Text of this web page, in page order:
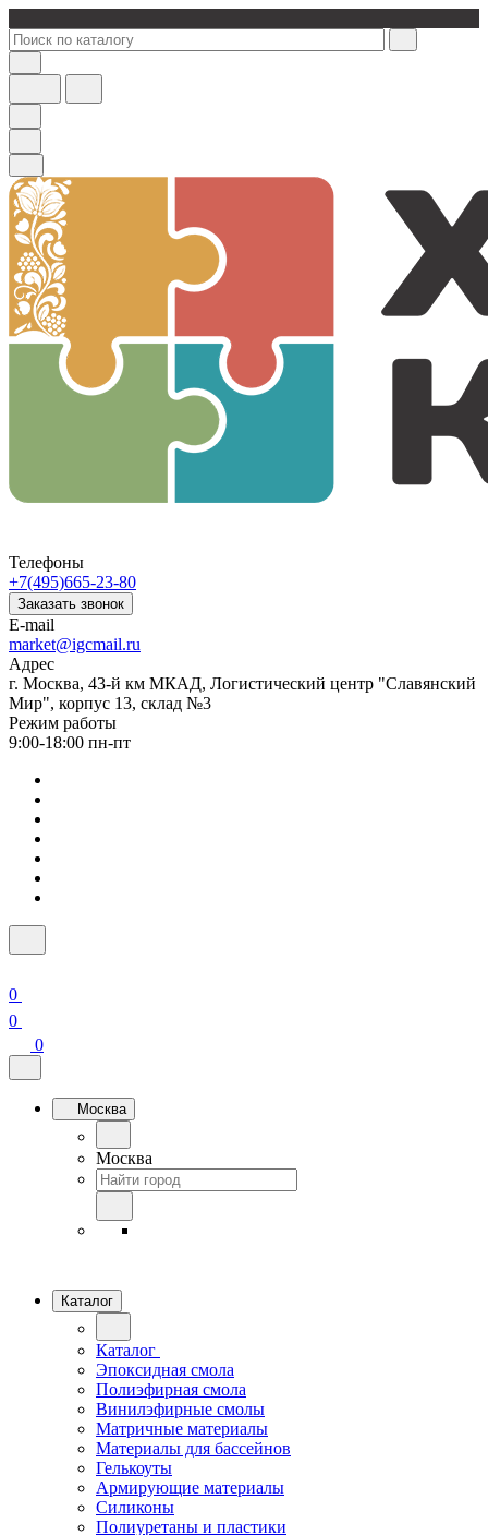
Телефоны
+7(495)665-23-80
Заказать звонок
E-mail
market@igcmail.ru
Адрес
г. Москва, 43-й км МКАД, Логистический центр "Славянский
Мир", корпус 13, склад №3
Режим работы
9:00-18:00 пн-пт
0
0
0
Москва
Москва
Каталог
Каталог
Эпоксидная смола
Полиэфирная смола
Винилэфирные смолы
Матричные материалы
Материалы для бассейнов
Гелькоуты
Армирующие материалы
Силиконы
Полиуретаны и пластики